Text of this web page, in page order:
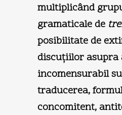
multiplicând
gramaticale de
posibilitate de
discuţiilor asupra
incomensurabil
traducerea,
concomitent,